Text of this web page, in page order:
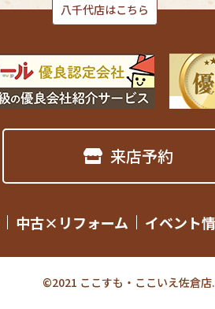
八千代店はこちら
来店予約
中古×リフォーム イベント
©2021 ここすも・ここいえ佐倉店.